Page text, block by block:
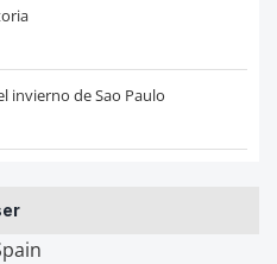
invierno de Sao Paulo